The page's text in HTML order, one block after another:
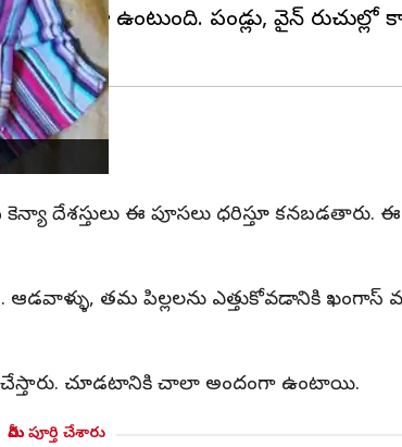
గా ఉంటుంది. పండ్లు, వైన్
దేశస్తులు ఈ పూసలు ధరిస్తూ
తమ పిల్లలను ఎత్తుకోవడానికి ఖంగాస్
చేస్తారు. చూడటానికి చాలా అందంగా ఉంటాయి.
మీరు పూర్తి చేశారు